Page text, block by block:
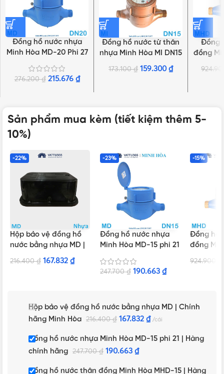
Đồng hồ nước nhựa
Minh Hòa MD-20 Phi 27
276.200₫ 215.676 ₫
Đồng hồ nước từ thân
nhựa Minh Hòa MI DN15
| Chính hãng
173.100₫ 159.300₫
Đồng
đồng
Sản phẩm mua kèm (tiết kiệm thêm 5-
10%)
-22%
Hộp bảo vệ đồng hồ
nước bằng nhựa MD |
Chính hãng Minh Hòa
216.400₫ 167.832 ₫
-23%
Đồng hồ nước nhựa
Minh Hòa MD-15 phi 21
247.700₫ 190.663 ₫
-15%
Đồng hồ
đồng
924.900
Hộp bảo vệ đồng hồ nước bằng nhựa MD | Chính
hãng Minh Hòa
216.400₫ 167.832 ₫ cái
Đồng hồ nước nhựa Minh Hòa MD-15 phi 21 | Hàng
chính hãng
247.700₫ 190.663 ₫
Đồng hồ nước thân đồng Minh Hòa MHD-15 | Hàng